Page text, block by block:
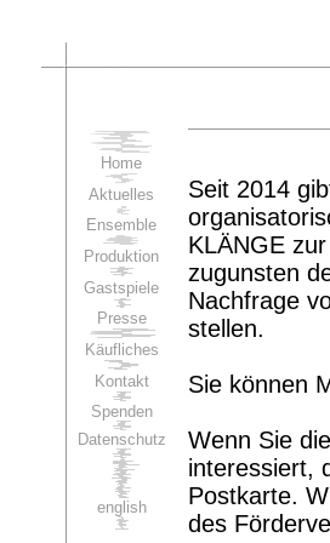
Home
Aktuelles
Ensemble
Produktion
Gastspiele
Presse
Käufliches
Kontakt
Spenden
Datenschutz
english
Seit 2014
KLÄNGE
zugunsten
Nachfrage
stellen.
Sie können
Wenn Sie
interessiert,
Postkarte.
des